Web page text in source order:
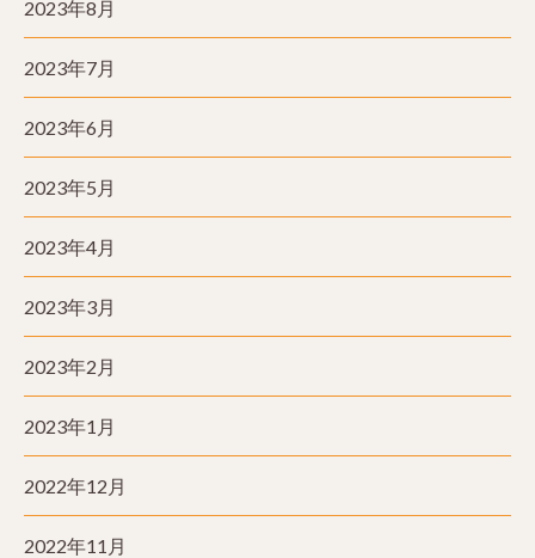
2023年8月
2023年7月
2023年6月
2023年5月
2023年4月
2023年3月
2023年2月
2023年1月
2022年12月
2022年11月